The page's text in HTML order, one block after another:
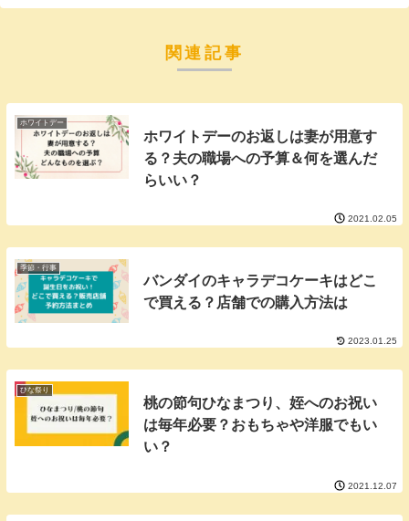
関連記事
ホワイトデー
ホワイトデーのお返しは妻が用意す
る？夫の職場への予算＆何を選んだ
らいい？
2021.02.05
季節・行事
バンダイのキャラデコケーキはどこ
で買える？店舗での購入方法は
2023.01.25
ひな祭り
桃の節句ひなまつり、姪へのお祝い
は毎年必要？おもちゃや洋服でもい
い？
2021.12.07